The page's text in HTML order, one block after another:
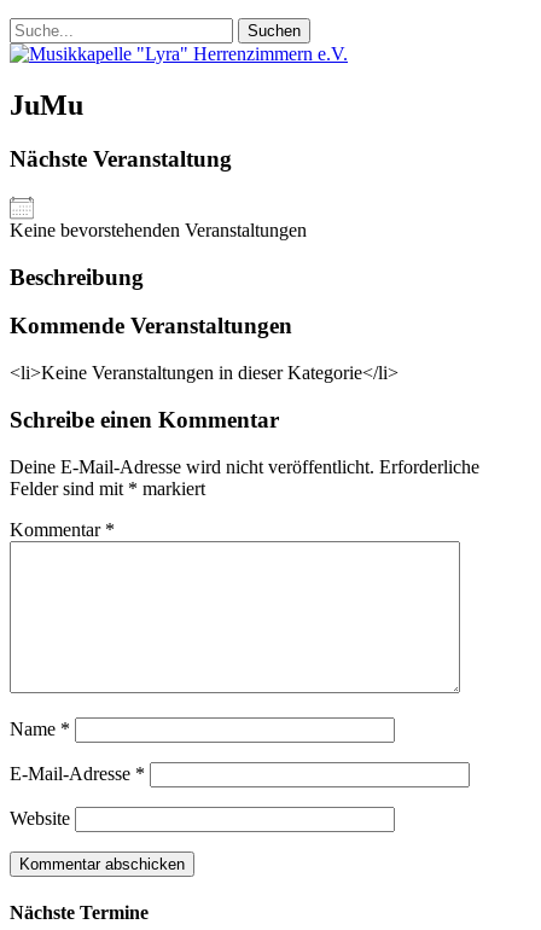
Suchen
Suchen
nach:
JuMu
Nächste Veranstaltung
Keine bevorstehenden Veranstaltungen
Beschreibung
Kommende Veranstaltungen
<li>Keine Veranstaltungen in dieser Kategorie</li>
Schreibe einen Kommentar
Deine E-Mail-Adresse wird nicht veröffentlicht. Erforderliche
Felder sind mit * markiert
Kommentar *
Name *
E-Mail-Adresse *
Website
Nächste Termine